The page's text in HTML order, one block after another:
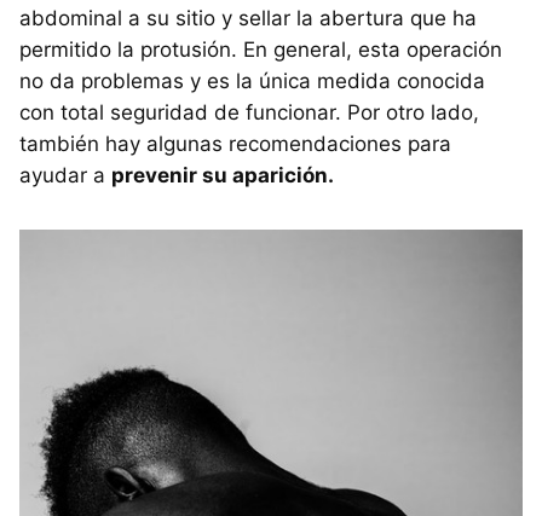
abdominal a su sitio y sellar la abertura que ha
permitido la protusión. En general, esta operación
no da problemas y es la única medida conocida
con total seguridad de funcionar. Por otro lado,
también hay algunas recomendaciones para
ayudar a prevenir su aparición.